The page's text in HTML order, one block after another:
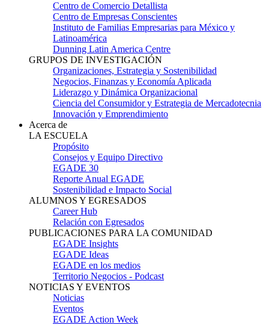
Centro de Comercio Detallista
Centro de Empresas Conscientes
Instituto de Familias Empresarias para México y
Latinoamérica
Dunning Latin America Centre
GRUPOS DE INVESTIGACIÓN
Organizaciones, Estrategia y Sostenibilidad
Negocios, Finanzas y Economía Aplicada
Liderazgo y Dinámica Organizacional
Ciencia del Consumidor y Estrategia de Mercadotecnia
Innovación y Emprendimiento
Acerca de
LA ESCUELA
Propósito
Consejos y Equipo Directivo
EGADE 30
Reporte Anual EGADE
Sostenibilidad e Impacto Social
ALUMNOS Y EGRESADOS
Career Hub
Relación con Egresados
PUBLICACIONES PARA LA COMUNIDAD
EGADE Insights
EGADE Ideas
EGADE en los medios
Territorio Negocios - Podcast
NOTICIAS Y EVENTOS
Noticias
Eventos
EGADE Action Week